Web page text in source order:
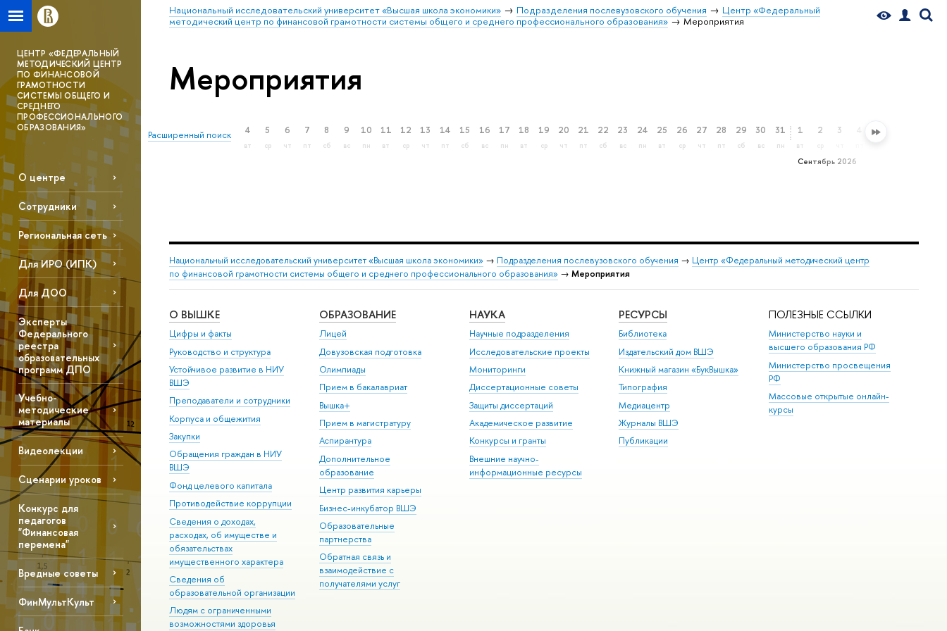
Национальный исследовательский университет «Высшая школа экономики» Подразделения послевузовского обучения
Центр «Федеральный
методический центр по финансовой грамотности системы общего и среднего профессионального образования»
Мероприятия
ЦЕНТР «ФЕДЕРАЛЬНЫЙ
МЕТОДИЧЕСКИЙ ЦЕНТР
ПО ФИНАНСОВОЙ
ГРАМОТНОСТИ
СИСТЕМЫ ОБЩЕГО И
СРЕДНЕГО
ПРОФЕССИОНАЛЬНОГО
ОБРАЗОВАНИЯ»
О центре
Сотрудники
Региональная сеть
Для ИРО (ИПК)
Для ДОО
Эксперты
Федерального
реестра
образовательных
программ ДПО
Учебно-
методические
материалы
Видеолекции
Сценарии уроков
Конкурс для
педагогов
"Финансовая
перемена"
Вредные советы
ФинМультКульт
Мероприятия
Расширенный поиск 4
вт
5
ср
6
чт
7
пт
8
сб
9
вс
10
пн
11
вт
12
ср
13
чт
14
пт
15
сб
16
вс
17
пн
18
вт
19
ср
20
чт
21
пт
22
сб
23
вс
24
пн
25
вт
26
ср
27
чт
28
пт
29
сб
30
вс
31
пн
Сентябрь 2026
1
вт
2 3 4 5
Национальный исследовательский университет «Высшая школа экономики» → Подразделения послевузовского обучения → Центр «Федеральный методический центр
по финансовой грамотности системы общего и среднего профессионального образования» → Мероприятия
О ВЫШКЕ
Цифры и факты
Руководство и структура
Устойчивое развитие в НИУ
ВШЭ
Преподаватели и сотрудники
Корпуса и общежития
Закупки
Обращения граждан в НИУ
ВШЭ
Фонд целевого капитала
Противодействие коррупции
Сведения о доходах,
расходах, об имуществе и
обязательствах
имущественного характера
Сведения об
образовательной организации
Людям с ограниченными
возможностями здоровья
ОБРАЗОВАНИЕ
Лицей
Довузовская подготовка
Олимпиады
Прием в бакалавриат
Вышка+
Прием в магистратуру
Аспирантура
Дополнительное
образование
Центр развития карьеры
Бизнес-инкубатор ВШЭ
Образовательные
партнерства
Обратная связь и
взаимодействие с
получателями услуг
НАУКА
Научные подразделения
Исследовательские проекты
Мониторинги
Диссертационные советы
Защиты диссертаций
Академическое развитие
Конкурсы и гранты
Внешние научно-
информационные ресурсы
РЕСУРСЫ
Библиотека
Издательский дом ВШЭ
Книжный магазин «БукВышка»
Типография
Медиацентр
Журналы ВШЭ
Публикации
ПОЛЕЗНЫЕ ССЫЛКИ
Министерство науки и
высшего образования РФ
Министерство просвещения
РФ
Массовые открытые онлайн-
курсы